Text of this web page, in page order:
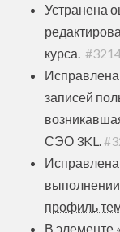
Устранена
курса.
записей
СЭО 3KL.
профиль
В элементе